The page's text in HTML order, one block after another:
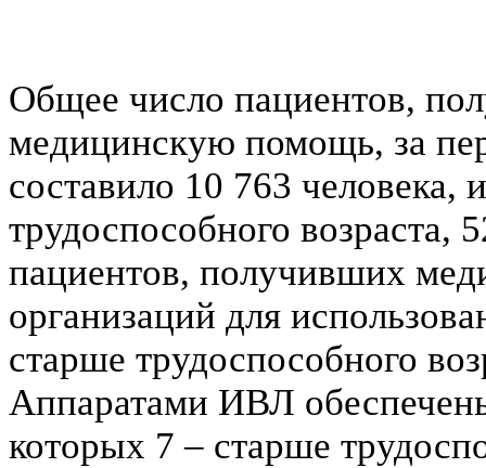
Общее число пациентов,
медицинскую помощь, за
составило 10 763 человека,
трудоспособного возраста,
пациентов, получивших
организаций для
старше трудоспособного
Аппаратами ИВЛ
которых 7 – старше